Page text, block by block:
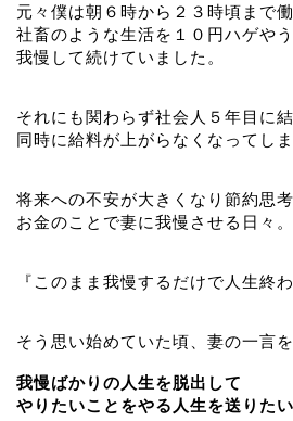
元々僕は朝６時から２３時頃まで働
社畜のような生活を１０円ハゲや
我慢して続けていました。
それにも関わらず社会人５年目に
同時に給料が上がらなくなってしま
将来への不安が大きくなり節約思考
お金のことで妻に我慢させる日々。
『このまま我慢するだけで人生終
そう思い始めていた頃、妻の一言
我慢ばかりの人生を脱出して
やりたいことをやる人生を送りたい